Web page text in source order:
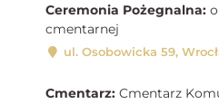
Ceremonia Pożegnalna:
cmentarnej
ul. Osobowicka 59,
Cmentarz: Cmentarz